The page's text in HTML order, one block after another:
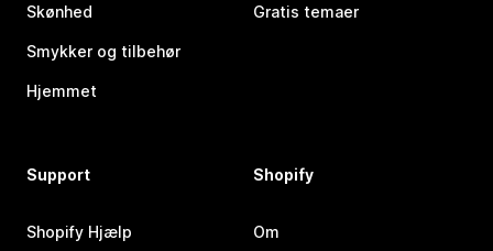
Skønhed
Smykker og tilbehør
Hjemmet
Gratis temaer
Support
Shopify Hjælp
Shopify
Om